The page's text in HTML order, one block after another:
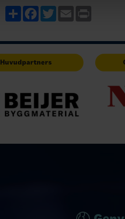
berättelser, verksamhetsplan…
ShareFacebook
TwitterEmail
Huvudpartners